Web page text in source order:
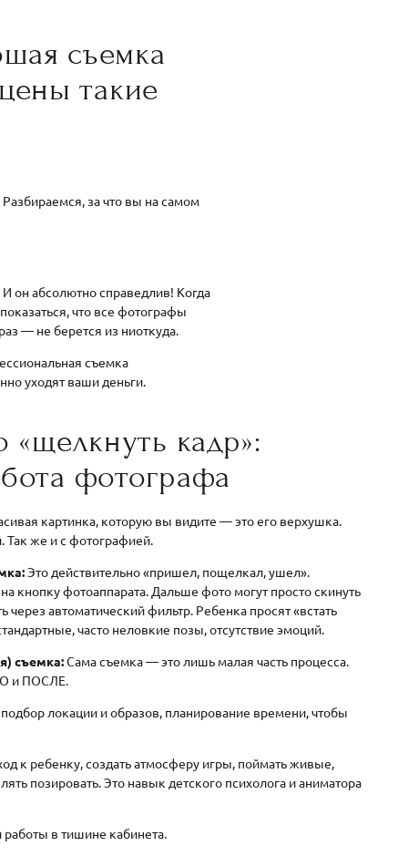
съемка
такие
за что вы на самом
он абсолютно справедлив! Когда
что все фотографы
— не берется из ниоткуда.
съемка
уходят ваши деньги.
«щелкнуть кадр»:
фотографа
картинка, которую вы видите — это его верхушка.
Так же и с фотографией.
Это действительно «пришел, пощелкал, ушел».
кнопку фотоаппарата. Дальше фото могут просто скинуть
через автоматический фильтр. Ребенка просят «встать
часто неловкие позы, отсутствие эмоций.
съемка:Сама съемка — это лишь малая часть процесса.
и ПОСЛЕ.
локации и образов, планирование времени, чтобы
к ребенку, создать атмосферу игры, поймать живые,
позировать. Это навык детского психолога и аниматора
в тишине кабинета.